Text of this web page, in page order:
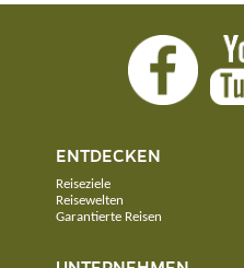
ENTDECKEN
Reiseziele
Reisewelten
Garantierte Reisen